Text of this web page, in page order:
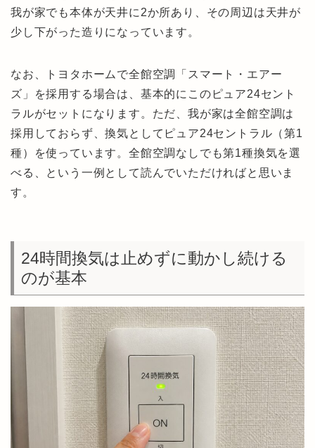
我が家でも本体が天井に2か所あり、その周辺は天井が
少し下がった造りになっています。
なお、トヨタホームで全館空調「スマート・エアー
ズ」を採用する場合は、基本的にこのピュア24セント
ラルがセットになります。ただ、我が家は全館空調は
採用しておらず、換気としてピュア24セントラル（第1
種）を使っています。全館空調なしでも第1種換気を選
べる、という一例として読んでいただければと思いま
す。
24時間換気は止めずに動かし続ける
のが基本